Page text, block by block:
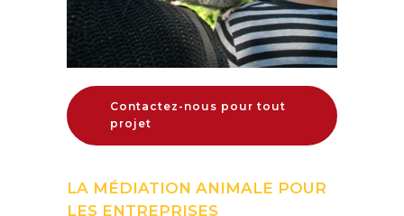
Contactez-nous pour tout
projet
LA MÉDIATION ANIMALE POUR
LES ENTREPRISES